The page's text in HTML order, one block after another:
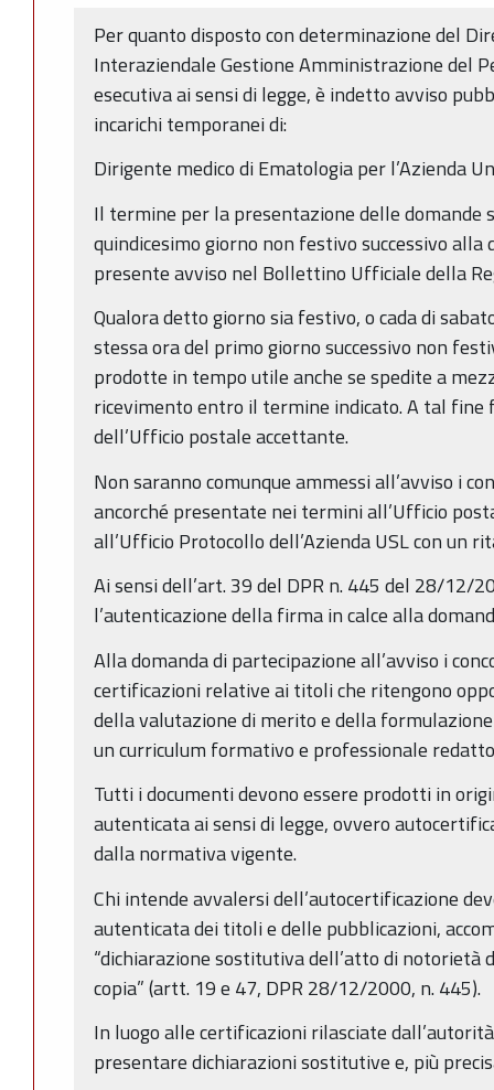
Per quanto disposto con determinazione del
Interaziendale Gestione Amministrazione del
esecutiva ai sensi di legge, è indetto avviso
incarichi temporanei di:
Dirigente medico di Ematologia per l’Azienda
Il termine per la presentazione delle domande
quindicesimo giorno non festivo successivo
presente avviso nel Bollettino Ufficiale della
Qualora detto giorno sia festivo, o cada di
stessa ora del primo giorno successivo non
prodotte in tempo utile anche se spedite a
ricevimento entro il termine indicato. A tal
dell’Ufficio postale accettante.
Non saranno comunque ammessi all’avviso i
ancorché presentate nei termini all’Ufficio
all’Ufficio Protocollo dell’Azienda USL con un
Ai sensi dell’art. 39 del DPR n. 445 del 28/12/
l’autenticazione della firma in calce alla
Alla domanda di partecipazione all’avviso i
certificazioni relative ai titoli che ritengono
della valutazione di merito e della
un curriculum formativo e professionale
Tutti i documenti devono essere prodotti in
autenticata ai sensi di legge, ovvero
dalla normativa vigente.
Chi intende avvalersi dell’autocertificazione
autenticata dei titoli e delle pubblicazioni,
“dichiarazione sostitutiva dell’atto di notorietà
copia” (artt. 19 e 47, DPR 28/12/2000, n. 445).
In luogo alle certificazioni rilasciate
presentare dichiarazioni sostitutive e, più